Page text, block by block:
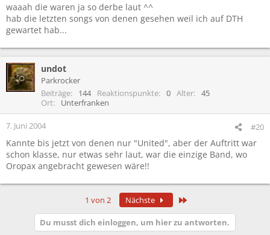
waaah die waren ja so derbe laut ^^
hab die letzten songs von denen gesehen weil ich auf DTH
gewartet hab...
undot
Parkrocker
Beiträge
144 Reaktionspunkte 0 Alter
45
Ort
Unterfranken
7. Juni 2004 #20
Kannte bis jetzt von denen nur "United", aber der Auftritt war
schon klasse, nur etwas sehr laut, war die einzige Band, wo
Oropax angebracht gewesen wäre!!
1 von 2 Nächste
Du musst dich einloggen, um hier zu antworten.